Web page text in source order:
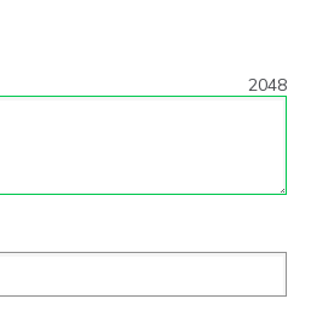
2048